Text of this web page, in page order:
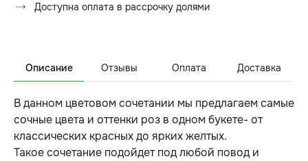
Доступна оплата в рассрочку долями
Описание Отзывы Оплата Доставка
В данном цветовом сочетании мы предлагаем самые
сочные цвета и оттенки роз в одном букете- от
классических красных до ярких желтых.
Такое сочетание подойдет под любой повод и